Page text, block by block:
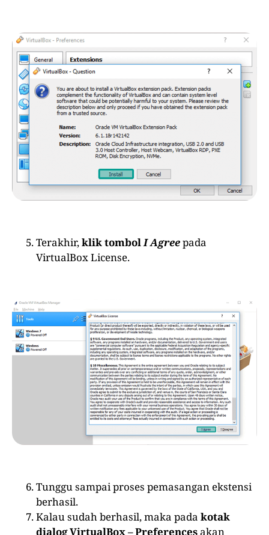
Terakhir,klik tombolI Agreepada
VirtualBox License.
Tunggu sampai proses pemasangan ekstensi
berhasil.
Kalau sudah berhasil, maka pada kotak
dialog VirtualBox – Preferencesakan